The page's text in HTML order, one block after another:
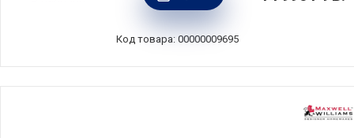
Maxwell & Williams, MW583-EF0122
Код товара: 00000009695